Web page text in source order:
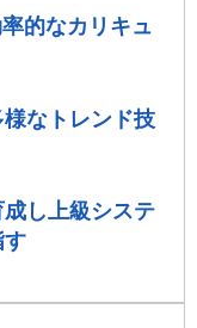
的なカリキュ
なトレンド技
し上級システ
す